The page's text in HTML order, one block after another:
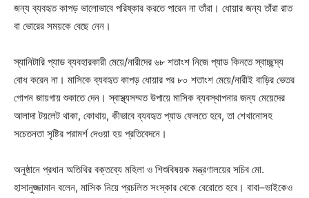
জন্য ব্যবহৃত কাপড় ভালোভাবে পরিষ্কার করতে পারেন না তাঁরা। ধোয়ার জন্য তাঁরা রাত
বা ভোরের সময়কে বেছে নেন।
স্যানিটারি প্যাড ব্যবহারকারী মেয়ে/নারীদের ৬৮ শতাংশ নিজে প্যাড কিনতে স্বাচ্ছন্দ্য
বোধ করেন না। মাসিকে ব্যবহৃত কাপড় ধোয়ার পর ৮০ শতাংশ মেয়ে/নারীই বাড়ির ভেতর
গোপন জায়গায় শুকাতে দেন। স্বাস্থ্যসম্মত উপায়ে মাসিক ব্যবস্থাপনার জন্য মেয়েদের
আলাদা টয়লেট থাকা, কোথায়, কীভাবে ব্যবহৃত প্যাড ফেলতে হবে, তা শেখানোসহ
সচেতনতা সৃষ্টির পরামর্শ দেওয়া হয় প্রতিবেদনে।
অনুষ্ঠানে প্রধান অতিথির বক্তব্যে মহিলা ও শিশুবিষয়ক মন্ত্রণালয়ের সচিব মো.
হাসানুজ্জামান বলেন, মাসিক নিয়ে প্রচলিত সংস্কার থেকে বেরোতে হবে। বাবা–ভাইকেও